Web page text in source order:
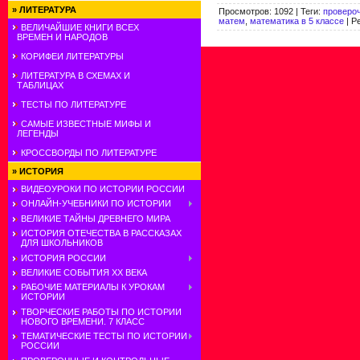
» ЛИТЕРАТУРА
ВЕЛИЧАЙШИЕ КНИГИ ВСЕХ
ВРЕМЕН И НАРОДОВ
КОРИФЕИ ЛИТЕРАТУРЫ
ЛИТЕРАТУРА В СХЕМАХ И
ТАБЛИЦАХ
ТЕСТЫ ПО ЛИТЕРАТУРЕ
САМЫЕ ИЗВЕСТНЫЕ МИФЫ И
ЛЕГЕНДЫ
КРОССВОРДЫ ПО ЛИТЕРАТУРЕ
» ИСТОРИЯ
ВИДЕОУРОКИ ПО ИСТОРИИ РОССИИ
ОНЛАЙН-УЧЕБНИКИ ПО ИСТОРИИ
ВЕЛИКИЕ ТАЙНЫ ДРЕВНЕГО МИРА
ИСТОРИЯ ОТЕЧЕСТВА В РАССКАЗАХ
ДЛЯ ШКОЛЬНИКОВ
ИСТОРИЯ РОССИИ
ВЕЛИКИЕ СОБЫТИЯ ХХ ВЕКА
РАБОЧИЕ МАТЕРИАЛЫ К УРОКАМ
ИСТОРИИ
ТВОРЧЕСКИЕ РАБОТЫ ПО ИСТОРИИ
НОВОГО ВРЕМЕНИ. 7 КЛАСС
ТЕМАТИЧЕСКИЕ ТЕСТЫ ПО ИСТОРИИ
РОССИИ
Просмотров: 1092 | Теги:
матем математика в 5 классе |